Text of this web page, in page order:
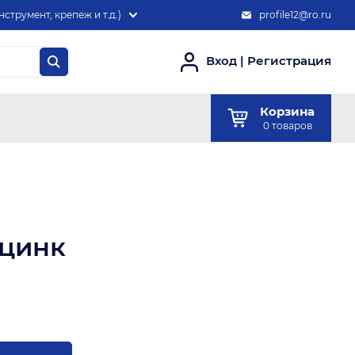
крепеж и т.д.) profile12@ro.ru
Вход | Регистрация
Корзина
0 товаров